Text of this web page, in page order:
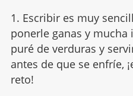
1. Escribir es muy
ponerle ganas y
puré de verduras y
antes de que se enfríe,
reto!